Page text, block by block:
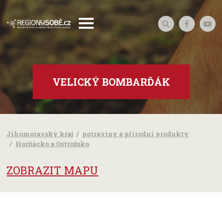
VELICKÝ BOMBARĎÁK
Jihomoravský kraj
potraviny a přírodní produkty
Horňácko a Ostrožsko
ZOBRAZIT MAPU